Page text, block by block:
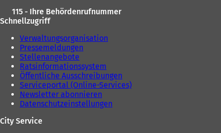
115 - Ihre Behördenrufnummer
Schnellzugriff
Verwaltungsorganisation
Pressemeldungen
Stellenangebote
Ratsinformationssystem
Öffentliche Ausschreibungen
Serviceportal (Online-Services)
Newsletter abonnieren
Datenschutzeinstellungen
City Service